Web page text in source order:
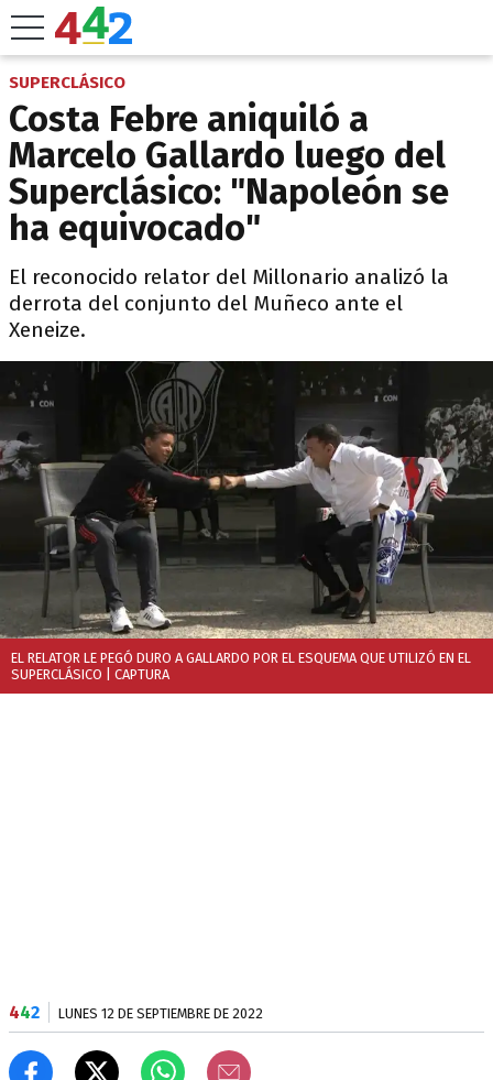
SUPERCLÁSICO
Costa Febre aniquiló a
Marcelo Gallardo luego del
Superclásico: "Napoleón se
ha equivocado"
El reconocido relator del Millonario analizó la
derrota del conjunto del Muñeco ante el
Xeneize.
EL RELATOR LE PEGÓ DURO A GALLARDO POR EL ESQUEMA QUE UTILIZÓ EN EL
SUPERCLÁSICO | CAPTURA
442 LUNES 12 DE SEPTIEMBRE DE 2022